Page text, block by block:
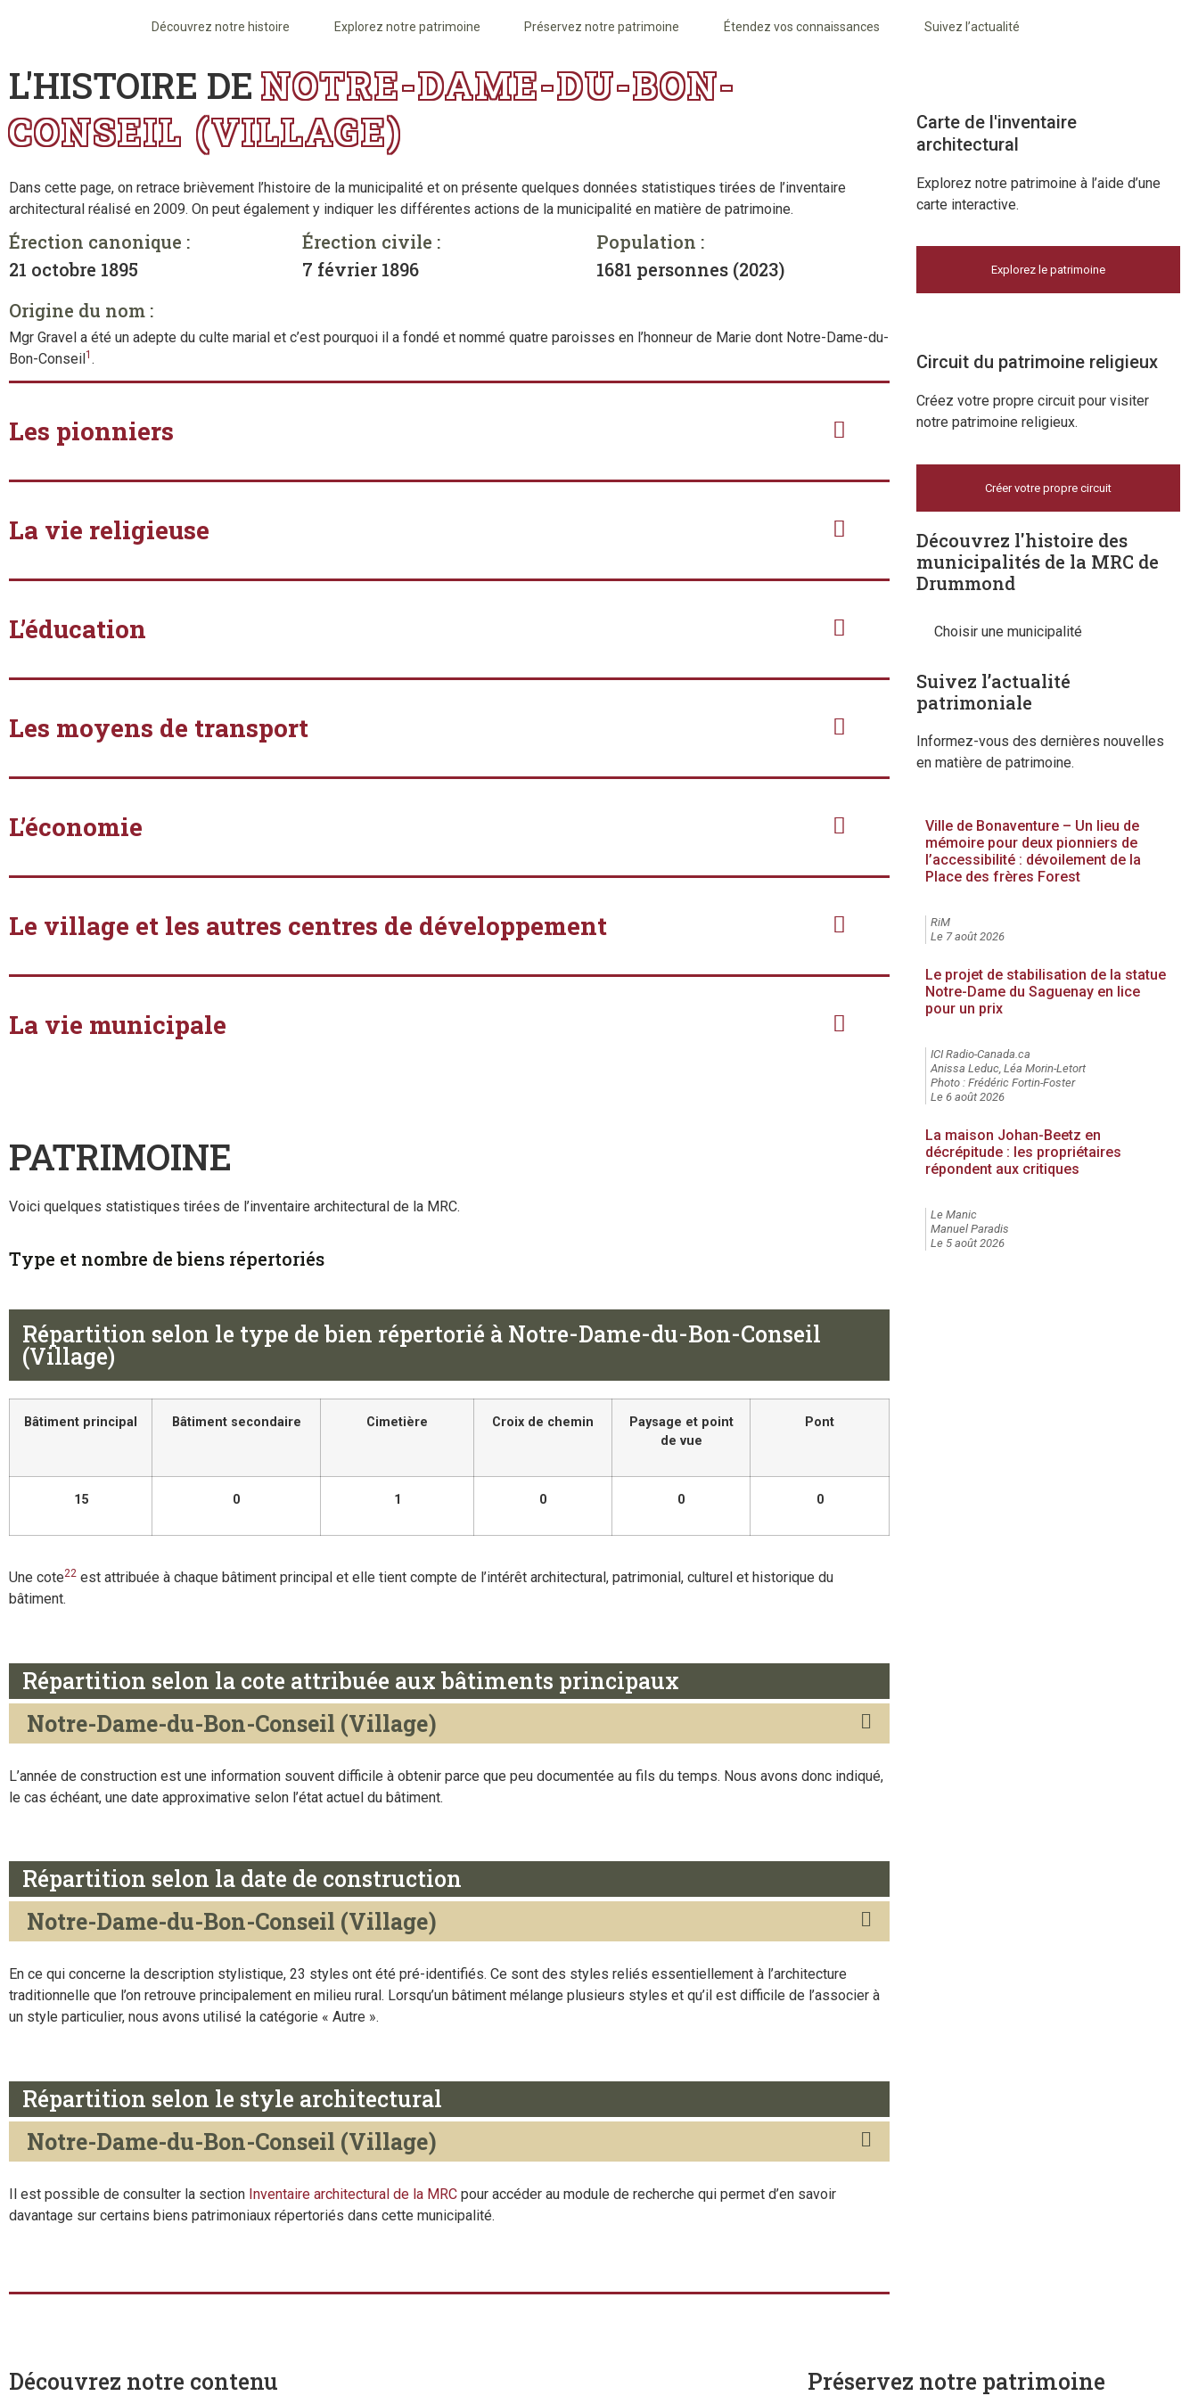
Découvrez notre histoire Explorez notre patrimoine Préservez notre patrimoine Étendez vos connaissances Suivez l’actualité
L'HISTOIRE DENOTRE-DAME-DU-BON-
CONSEIL (VILLAGE)
Dans cette page, on retrace brièvement l’histoire de la municipalité et on présente quelques données statistiques tirées de l’inventaire
architectural réalisé en 2009. On peut également y indiquer les différentes actions de la municipalité en matière de patrimoine.
Érection canonique :
21 octobre 1895
Érection civile :
7 février 1896
Population :
1681 personnes (2023)
Origine du nom :
Mgr Gravel a été un adepte du culte marial et c’est pourquoi il a fondé et nommé quatre paroisses en l’honneur de Marie dont Notre-Dame-du-
Bon-Conseil1 .
Les pionniers
La vie religieuse
L’éducation
Les moyens de transport
L’économie
Le village et les autres centres de développement
La vie municipale
PATRIMOINE
Voici quelques statistiques tirées de l’inventaire architectural de la MRC.
Type et nombre de biens répertoriés
Répartition selon le type de bien répertorié à Notre-Dame-du-Bon-Conseil
(Village)
Bâtiment principal Bâtiment secondaire Cimetière Croix de chemin
Paysage et point
de vue
Pont
15 0 1 0 0 0
Une cote22 est attribuée à chaque bâtiment principal et elle tient compte de l’intérêt architectural, patrimonial, culturel et historique du
bâtiment.
Répartition selon la cote attribuée aux bâtiments principaux
Notre-Dame-du-Bon-Conseil (Village)
L’année de construction est une information souvent difficile à obtenir parce que peu documentée au fils du temps. Nous avons donc indiqué,
le cas échéant, une date approximative selon l’état actuel du bâtiment.
Répartition selon la date de construction
Notre-Dame-du-Bon-Conseil (Village)
En ce qui concerne la description stylistique, 23 styles ont été pré-identifiés. Ce sont des styles reliés essentiellement à l’architecture
traditionnelle que l’on retrouve principalement en milieu rural. Lorsqu’un bâtiment mélange plusieurs styles et qu’il est difficile de l’associer à
un style particulier, nous avons utilisé la catégorie « Autre ».
Répartition selon le style architectural
Notre-Dame-du-Bon-Conseil (Village)
Il est possible de consulter la section Inventaire architectural de la MRC pour accéder au module de recherche qui permet d’en savoir
davantage sur certains biens patrimoniaux répertoriés dans cette municipalité.
Carte de l'inventaire
architectural
Explorez notre patrimoine à l’aide d’une
carte interactive.
Explorez le patrimoine
Circuit du patrimoine religieux
Créez votre propre circuit pour visiter
notre patrimoine religieux.
Créer votre propre circuit
Découvrez l'histoire des
municipalités de la MRC de
Drummond
Choisir une municipalité
Suivez l’actualité
patrimoniale
Informez-vous des dernières nouvelles
en matière de patrimoine.
Ville de Bonaventure – Un lieu de
mémoire pour deux pionniers de
l’accessibilité : dévoilement de la
Place des frères Forest
RiM
Le 7 août 2026
Le projet de stabilisation de la statue
Notre-Dame du Saguenay en lice
pour un prix
ICI Radio-Canada.ca
Anissa Leduc, Léa Morin-Letort
Photo : Frédéric Fortin-Foster
Le 6 août 2026
La maison Johan-Beetz en
décrépitude : les propriétaires
répondent aux critiques
Le Manic
Manuel Paradis
Le 5 août 2026
Découvrez notre contenu Préservez notre patrimoine